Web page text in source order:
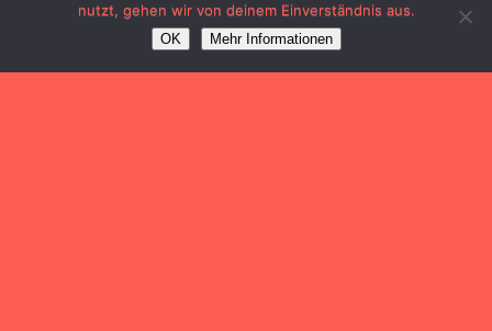
nutzt, gehen wir von deinem Einverständnis aus.
OK Mehr Informationen